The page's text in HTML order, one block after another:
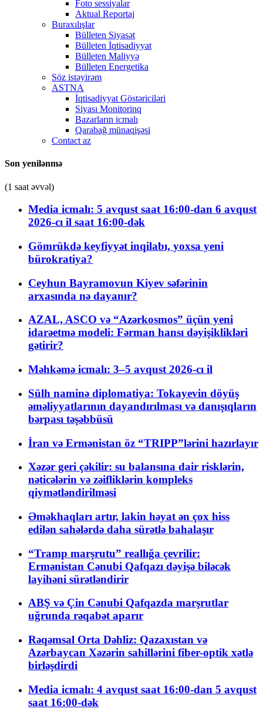
Foto sessiyalar
Aktual Reportaj
Buraxılışlar
Bülleten Siyasət
Bülleten İqtisadiyyat
Bülleten Maliyyə
Bülleten Energetika
Söz istəyirəm
ASTNA
İqtisadiyyat Göstəriciləri
Siyası Monitorinq
Bazarların icmalı
Qarabağ münaqişəsi
Contact az
Son yenilənmə
(1 saat əvvəl)
Media icmalı: 5 avqust saat 16:00-dan 6 avqust
2026-cı il saat 16:00-dək
Gömrükdə keyfiyyət inqilabı, yoxsa yeni
bürokratiya?
Ceyhun Bayramovun Kiyev səfərinin
arxasında nə dayanır?
AZAL, ASCO və “Azərkosmos” üçün yeni
idarəetmə modeli: Fərman hansı dəyişiklikləri
gətirir?
Məhkəmə icmalı: 3–5 avqust 2026-cı il
Sülh naminə diplomatiya: Tokayevin döyüş
əməliyyatlarının dayandırılması və danışıqların
bərpası təşəbbüsü
İran və Ermənistan öz “TRIPP”lərini hazırlayır
Xəzər geri çəkilir: su balansına dair risklərin,
nəticələrin və zəifliklərin kompleks
qiymətləndirilməsi
Əməkhaqları artır, lakin həyat ən çox hiss
edilən sahələrdə daha sürətlə bahalaşır
“Tramp marşrutu” reallığa çevrilir:
Ermənistan Cənubi Qafqazı dəyişə biləcək
layihəni sürətləndirir
ABŞ və Çin Cənubi Qafqazda marşrutlar
uğrunda rəqabət aparır
Rəqəmsal Orta Dəhliz: Qazaxıstan və
Azərbaycan Xəzərin sahillərini fiber-optik xətlə
birləşdirdi
Media icmalı: 4 avqust saat 16:00-dan 5 avqust
saat 16:00-dək